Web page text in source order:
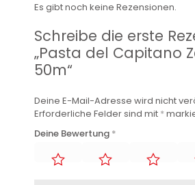
Es gibt noch keine Rezensionen.
Schreibe die erste
„Pasta del Capitano
50m“
Deine E-Mail-Adresse wird nicht
Erforderliche Felder sind mit *
Deine Bewertung *